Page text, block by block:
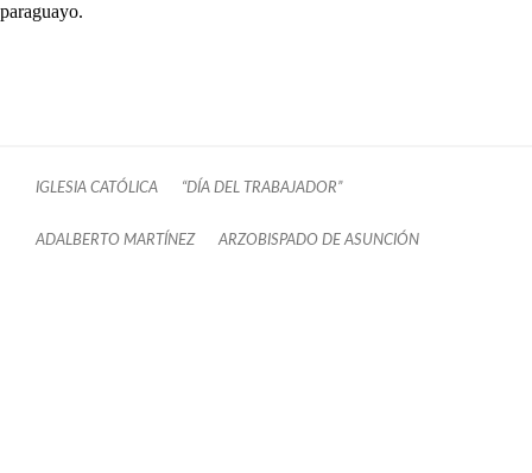
paraguayo.
IGLESIA CATÓLICA “DÍA DEL TRABAJADOR”
ADALBERTO MARTÍNEZ ARZOBISPADO DE ASUNCIÓN